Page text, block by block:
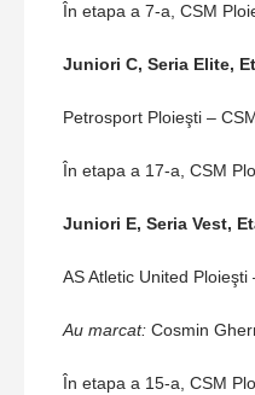
În etapa a 7-a, CSM
Juniori C, Seria Elite,
Petrosport Ploieşti –
În etapa a 17-a, CSM
Juniori E, Seria Vest,
AS Atletic United
Au marcat: Cosmin
În etapa a 15-a, CSM